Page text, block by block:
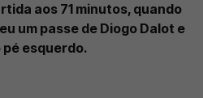
aos 71 minutos, quando
um passe de Diogo Dalot e
esquerdo.